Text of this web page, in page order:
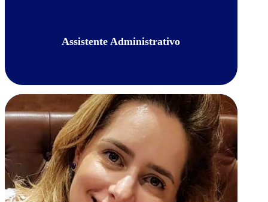
Assistente Administrativo